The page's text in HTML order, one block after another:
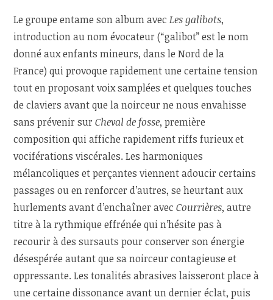
Le groupe entame son album avecLes galibots,
introduction au nom évocateur (“galibot” est le nom
donné aux enfants mineurs, dans le Nord de la
France) qui provoque rapidement une certaine tension
tout en proposant voix samplées et quelques touches
de claviers avant que la noirceur ne nous envahisse
sans prévenir surCheval de fosse, première
composition qui affiche rapidement riffs furieux et
vociférations viscérales. Les harmoniques
mélancoliques et perçantes viennent adoucir certains
passages ou en renforcer d’autres, se heurtant aux
hurlements avant d’enchaîner avecCourrières, autre
titre à la rythmique effrénée qui n’hésite pas à
recourir à des sursauts pour conserver son énergie
désespérée autant que sa noirceur contagieuse et
oppressante. Les tonalités abrasives laisseront place à
une certaine dissonance avant un dernier éclat, puis